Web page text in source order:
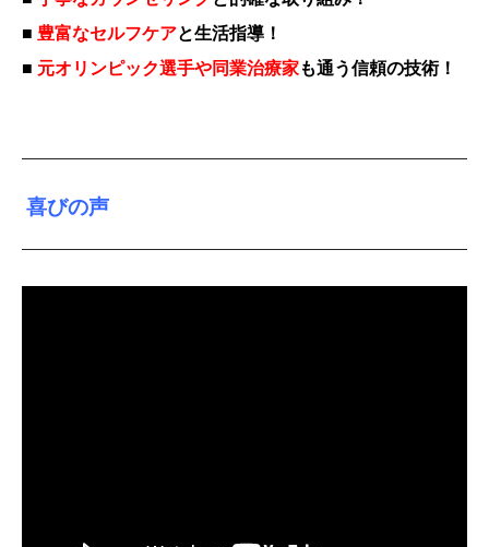
■ 豊富なセルフケアと生活指導！
■ 元オリンピック選手や同業治療家も通う信頼の技術！
喜びの声